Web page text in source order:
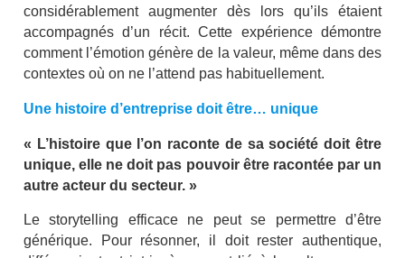
considérablement augmenter dès lors qu’ils étaient
accompagnés d’un récit. Cette expérience démontre
comment l’émotion génère de la valeur, même dans des
contextes où on ne l’attend pas habituellement.
Une histoire d’entreprise doit être… unique
« L’histoire que l’on raconte de sa société doit être
unique, elle ne doit pas pouvoir être racontée par un
autre acteur du secteur. »
Le storytelling efficace ne peut se permettre d’être
générique. Pour résonner, il doit rester authentique,